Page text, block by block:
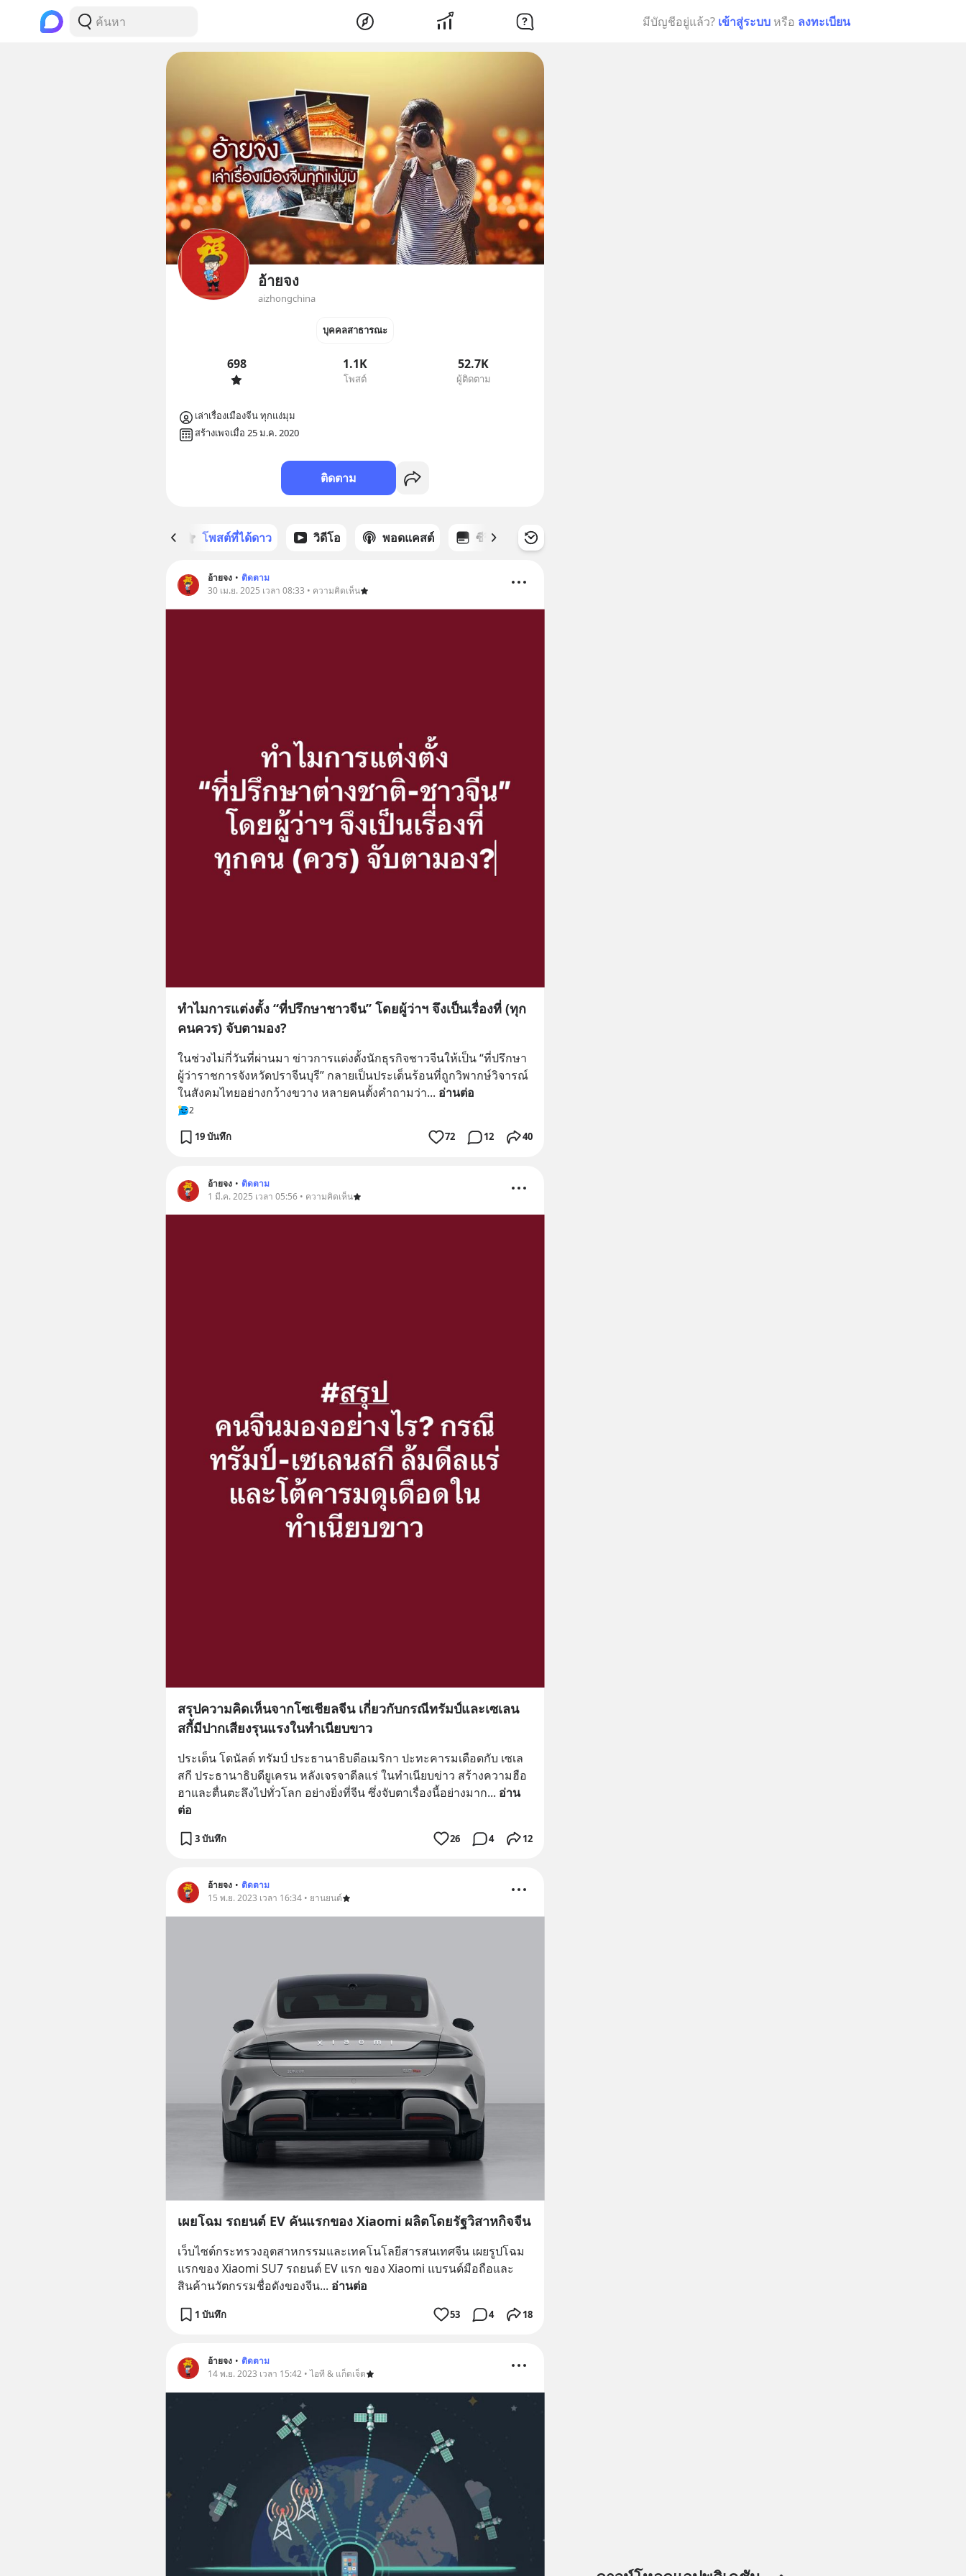
มีบัญชีอยู่แล้ว? เข้าสู่ระบบ หรือ ลงทะเบียน
อ้ายจง
aizhongchina
บุคคลสาธารณะ
698 1.1K
โพสต์
52.7K
ผู้ติดตาม
เล่าเรื่องเมืองจีน ทุกแง่มุม
สร้างเพจเมื่อ 25 ม.ค. 2020
ติดตาม
โพสต์ที่ได้ดาว วิดีโอ พอดแคสต์ ซีรีส์
อ้ายจง • ติดตาม
30 เม.ย. 2025 เวลา 08:33 • ความคิดเห็น
ทำไมการแต่งตั้ง “ที่ปรึกษาชาวจีน” โดยผู้ว่าฯ จึงเป็นเรื่องที่ (ทุก
คนควร) จับตามอง?
ในช่วงไม่กี่วันที่ผ่านมา ข่าวการแต่งตั้งนักธุรกิจชาวจีนให้เป็น “ที่ปรึกษา
ผู้ว่าราชการจังหวัดปราจีนบุรี” กลายเป็นประเด็นร้อนที่ถูกวิพากษ์วิจารณ์
ในสังคมไทยอย่างกว้างขวาง หลายคนตั้งคำถามว่า... อ่านต่อ
2
19 บันทึก 72 12 40
อ้ายจง • ติดตาม
1 มี.ค. 2025 เวลา 05:56 • ความคิดเห็น
สรุปความคิดเห็นจากโซเชียลจีน เกี่ยวกับกรณีทรัมป์และเซเลน
สกี้มีปากเสียงรุนแรงในทำเนียบขาว
ประเด็น โดนัลด์ ทรัมป์ ประธานาธิบดีอเมริกา ปะทะคารมเดือดกับ เซเล
สกี ประธานาธิบดียูเครน หลังเจรจาดีลแร่ ในทำเนียบข่าว สร้างความฮือ
ฮาและตื่นตะลึงไปทั่วโลก อย่างยิ่งที่จีน ซึ่งจับตาเรื่องนี้อย่างมาก... อ่าน
ต่อ
3 บันทึก 26 4 12
อ้ายจง • ติดตาม
15 พ.ย. 2023 เวลา 16:34 • ยานยนต์
เผยโฉม รถยนต์ EV คันแรกของ Xiaomi ผลิตโดยรัฐวิสาหกิจจีน
เว็บไซต์กระทรวงอุตสาหกรรมและเทคโนโลยีสารสนเทศจีน เผยรูปโฉม
แรกของ Xiaomi SU7 รถยนต์ EV แรก ของ Xiaomi แบรนด์มือถือและ
สินค้านวัตกรรมชื่อดังของจีน... อ่านต่อ
1 บันทึก 53 4 18
อ้ายจง • ติดตาม
14 พ.ย. 2023 เวลา 15:42 • ไอที & แก็ดเจ็ต